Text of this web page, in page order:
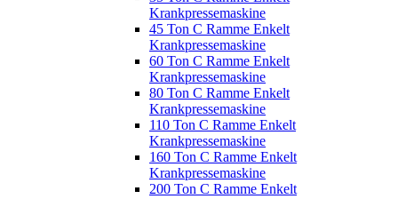
Krankpressemaskine
45 Ton C Ramme Enkelt
Krankpressemaskine
60 Ton C Ramme Enkelt
Krankpressemaskine
80 Ton C Ramme Enkelt
Krankpressemaskine
110 Ton C Ramme Enkelt
Krankpressemaskine
160 Ton C Ramme Enkelt
Krankpressemaskine
200 Ton C Ramme Enkelt